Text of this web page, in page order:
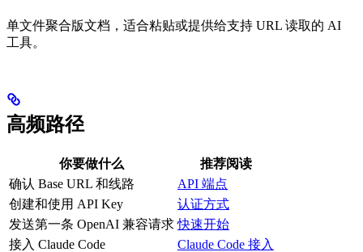
单文件聚合版文档，适合粘贴或提供给支持 URL 读取的 AI
工具。
高频路径
你要做什么
推荐阅读
确认 Base URL 和线路
API 端点
创建和使用 API Key
认证方式
发送第一条 OpenAI 兼容请求 快速开始
接入 Claude Code
Claude Code 接入